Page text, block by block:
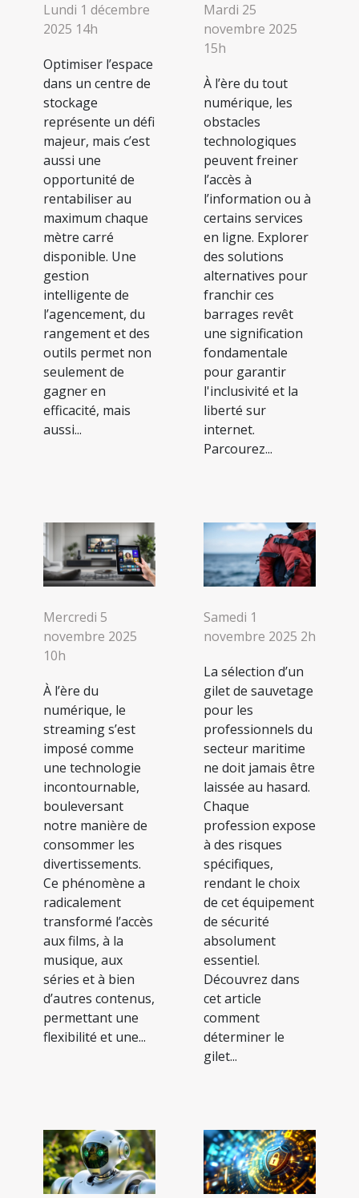
Lundi 1 décembre
2025 14h
Optimiser l’espace
dans un centre de
stockage
représente un défi
majeur, mais c’est
aussi une
opportunité de
rentabiliser au
maximum chaque
mètre carré
disponible. Une
gestion
intelligente de
l’agencement, du
rangement et des
outils permet non
seulement de
gagner en
efficacité, mais
aussi...
Mardi 25
novembre 2025
15h
À l’ère du tout
numérique, les
obstacles
technologiques
peuvent freiner
l’accès à
l’information ou à
certains services
en ligne. Explorer
des solutions
alternatives pour
franchir ces
barrages revêt
une signification
fondamentale
pour garantir
l'inclusivité et la
liberté sur
internet.
Parcourez...
Mercredi 5
novembre 2025
10h
À l’ère du
numérique, le
streaming s’est
imposé comme
une technologie
incontournable,
bouleversant
notre manière de
consommer les
divertissements.
Ce phénomène a
radicalement
transformé l’accès
aux films, à la
musique, aux
séries et à bien
d’autres contenus,
permettant une
flexibilité et une...
Samedi 1
novembre 2025 2h
La sélection d’un
gilet de sauvetage
pour les
professionnels du
secteur maritime
ne doit jamais être
laissée au hasard.
Chaque
profession expose
à des risques
spécifiques,
rendant le choix
de cet équipement
de sécurité
absolument
essentiel.
Découvrez dans
cet article
comment
déterminer le
gilet...